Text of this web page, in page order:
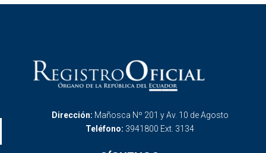
Dirección: Mañosca Nº 201 y Av. 10 de Agosto
Teléfono: 3941800 Ext. 3134